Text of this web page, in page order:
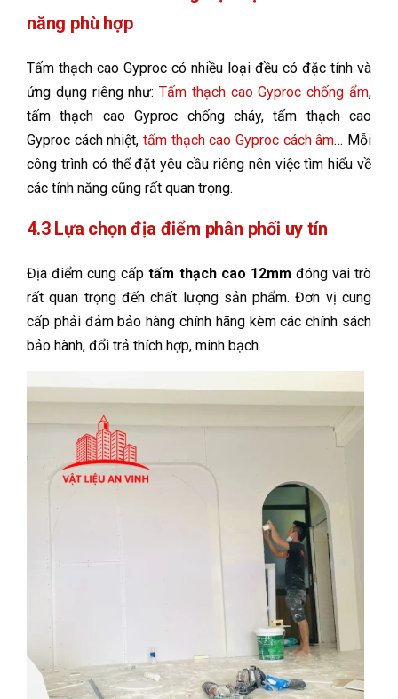
năng phù hợp
Tấm thạch cao Gyproc có nhiều loại đều có đặc tính và
ứng dụng riêng như:Tấm thạch cao Gyproc chống ẩm,
tấm thạch cao Gyproc chống cháy, tấm thạch cao
Gyproc cách nhiệt, tấm thạch cao Gyproc cách âm… Mỗi
công trình có thể đặt yêu cầu riêng nên việc tìm hiểu về
các tính năng cũng rất quan trọng.
4.3 Lựa chọn địa điểm phân phối uy tín
Địa điểm cung cấptấm thạch cao 12mm đóng vai trò
rất quan trọng đến chất lượng sản phẩm. Đơn vị cung
cấp phải đảm bảo hàng chính hãng kèm các chính sách
bảo hành, đổi trả thích hợp, minh bạch.